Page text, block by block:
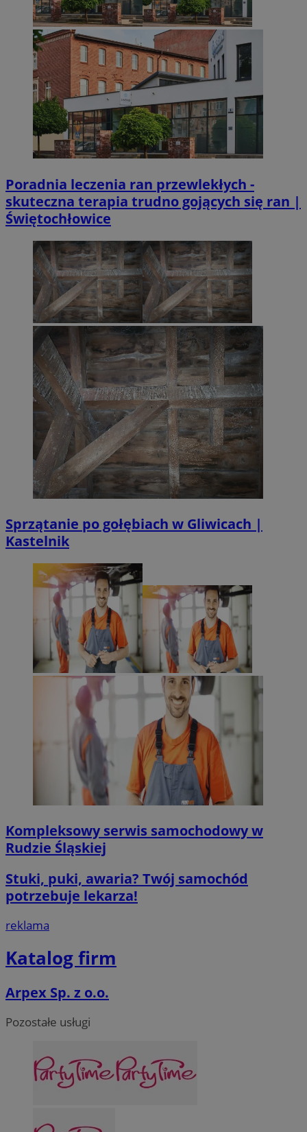
Poradnia leczenia ran przewlekłych -
skuteczna terapia trudno gojących się ran |
Świętochłowice
Sprzątanie po gołębiach w Gliwicach |
Kastelnik
Kompleksowy serwis samochodowy w
Rudzie Śląskiej
Stuki, puki, awaria? Twój samochód
potrzebuje lekarza!
reklama
Katalog firm
Arpex Sp. z o.o.
Pozostałe usługi